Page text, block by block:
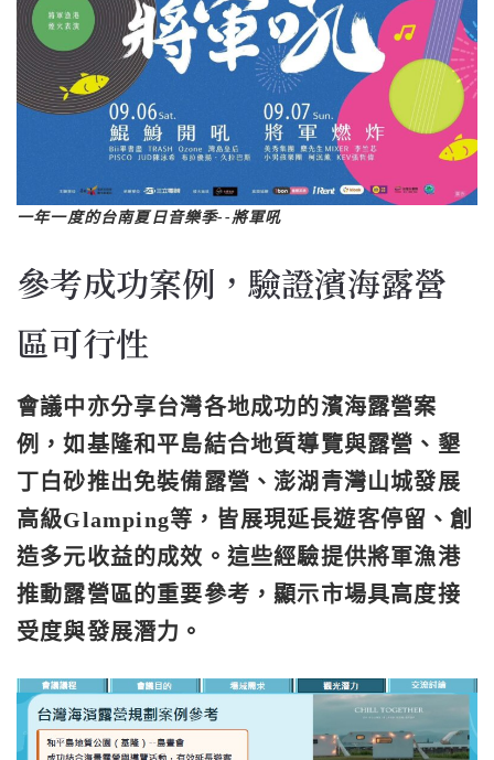
一年一度的台南夏日音樂季--將軍吼
參考成功案例，驗證濱海露營
區可行性
會議中亦分享台灣各地成功的濱海露營案
例，如基隆和平島結合地質導覽與露營、墾
丁白砂推出免裝備露營、澎湖青灣山城發展
高級Glamping等，皆展現延長遊客停留、創
造多元收益的成效。這些經驗提供將軍漁港
推動露營區的重要參考，顯示市場具高度接
受度與發展潛力。